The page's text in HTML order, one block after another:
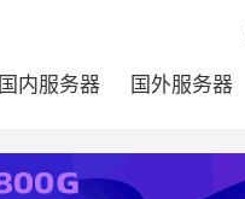
国内服务器 国外服务器